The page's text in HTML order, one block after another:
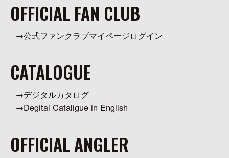
OFFICIAL FAN CLUB
公式ファンクラブマイページログイン
CATALOGUE
デジタルカタログ
Degital Cataligue in English
OFFICIAL ANGLER